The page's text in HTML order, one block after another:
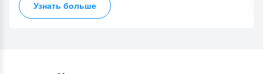
Узнать больше